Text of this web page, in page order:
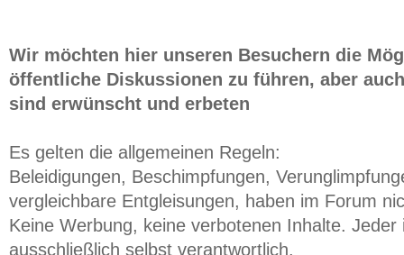
Wir möchten hier unseren Besuchern die
öffentliche Diskussionen zu führen, aber
sind erwünscht und erbeten
Es gelten die allgemeinen Regeln:
Beleidigungen, Beschimpfungen,
vergleichbare Entgleisungen, haben im Forum
Keine Werbung, keine verbotenen Inhalte.
ausschließlich selbst verantwortlich.